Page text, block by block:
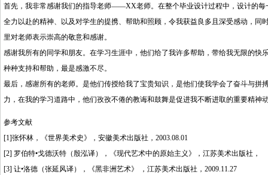
首先，我非常感谢我们的指导老师——XX老师。在整个毕业设计过程中，设计的
全力以赴的精神、以及对学生的提携、帮助和照顾，令我获益良多且深受感动，
里对老师表示崇高的敬意和感谢。
感谢我所有的同学和朋友。在学习生涯中，他们给了我许多帮助，带给我无限的
种种支持和帮助，最是感激不尽。
最后，感谢所有的老师。是他们传授给我了宝贵知识，是他们使我学会了奋斗与
力，在我的学习道路中，他们孜孜不倦的教诲和鼓舞是促进我不断进取的重要精神
参考文献
[1]张怀林，《世界美术史》，安徽美术出版社，2003.08.01
[2] 罗伯特•戈德沃特（殷泓译），《现代艺术中的原始主义》，江苏美术出版社，
[3] 让•洛德（张延风译），《黑非洲艺术》 ，江苏美术出版社，2009.11.27